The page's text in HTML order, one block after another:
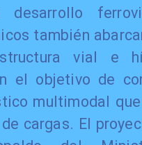
desarrollo
también
vial e
el objetivo de
multimodal
cargas. El